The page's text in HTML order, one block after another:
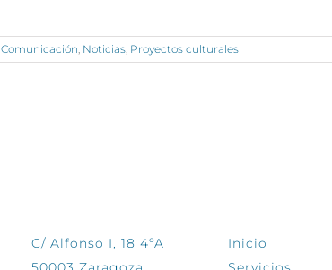
Comunicación, Noticias, Proyectos culturales
C/ Alfonso I, 18 4ºA
Inicio